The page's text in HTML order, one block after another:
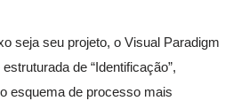
seja seu projeto, o Visual Paradigm
de “Identificação”,
esquema de processo mais